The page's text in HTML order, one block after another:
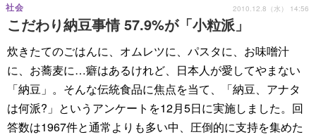
こだわり納豆事情 57.9%が「小粒派」
社会 2010.12.8（水） 14:56
炊きたてのごはんに、オムレツに、パスタに、お味噌汁
に、お蕎麦に…癖はあるけれど、日本人が愛してやまない
「納豆」。そんな伝統食品に焦点を当て、「納豆、アナタ
は何派?」というアンケートを12月5日に実施しました。回
答数は1967件と通常よりも多い中、圧倒的に支持を集めた